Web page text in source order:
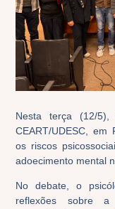
Nesta terça (12/
CEART/UDESC,
os riscos
adoecimento mental
No debate, o
reflexões sobre